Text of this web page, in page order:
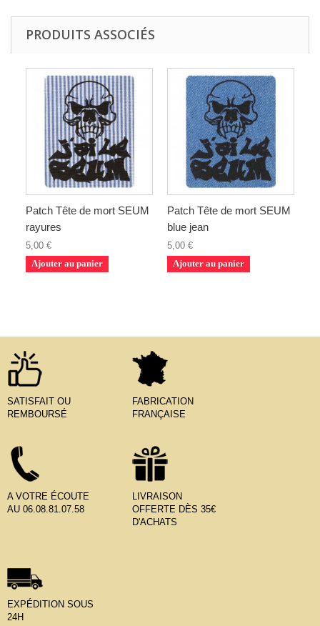
PRODUITS ASSOCIÉS
Patch Tête de mort SEUM
rayures
5,00 €
Ajouter au panier
Patch Tête de mort SEUM
blue jean
5,00 €
Ajouter au panier
SATISFAIT OU
REMBOURSÉ
FABRICATION
FRANÇAISE
A VOTRE ÉCOUTE
AU 06.08.81.07.58
LIVRAISON
OFFERTE DÈS 35€
D'ACHATS
EXPÉDITION SOUS
24H